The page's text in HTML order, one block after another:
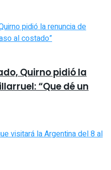
Quirno pidió la
“Que dé un